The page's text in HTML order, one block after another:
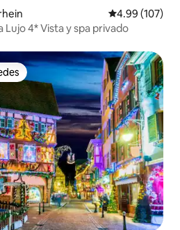
Calificación
4.99 (107)
Lujo 4* Vista y spa privado
entre huéspedes